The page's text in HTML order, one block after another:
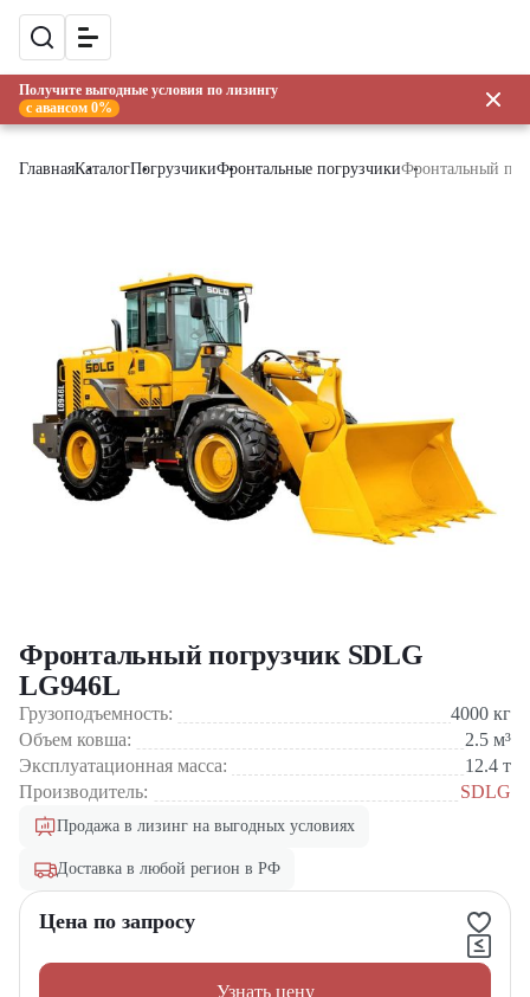
Получите выгодные условия по лизингу
с авансом 0%
ГлавнаяКаталогПогрузчикиФронтальные погрузчикиФронтальный
Фронтальный погрузчик SDLG
LG946L
Грузоподъемность: 4000 кг
Объем ковша:
2.5 м³
Эксплуатационная масса:
12.4 т
Производитель:
SDLG
Продажа в лизинг на выгодных условиях
Доставка в любой регион в РФ
Цена по запросу
Узнать цену